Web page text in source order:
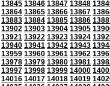
13845 13846 13847 13848
13864 13865 13866 13867
13883 13884 13885 13886
13902 13903 13904 13905
13921 13922 13923 13924
13940 13941 13942 13943
13959 13960 13961 13962
13978 13979 13980 13981
13997 13998 13999 14000
14016 14017 14018 14019